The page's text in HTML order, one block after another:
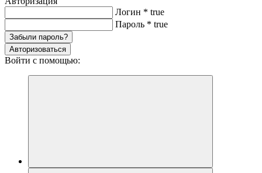
Логин * true
Пароль * true
Забыли пароль?
Авторизоваться
Войти с помощью: